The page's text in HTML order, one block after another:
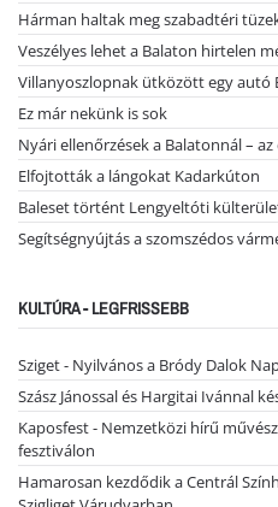
Hárman haltak meg szabadtéri
Veszélyes lehet a Balaton hirtelen
Villanyoszlopnak ütközött egy autó
Ez már nekünk is sok
Nyári ellenőrzések a Balatonnál –
Elfojtották a lángokat Kadarkúton
Baleset történt Lengyeltóti
Segítségnyújtás a szomszédos
KULTÚRA - LEGFRISSEBB
Sziget - Nyilvános a Bródy Dalok
Szász Jánossal és Hargitai Ivánnal
Kaposfest - Nemzetközi hírű
fesztiválon
Hamarosan kezdődik a Centrál